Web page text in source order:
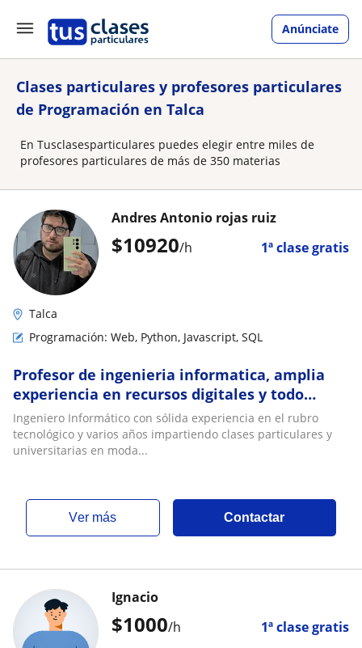
Anúnciate
Clases particulares y profesores particulares
de Programación en Talca
En Tusclasesparticulares puedes elegir entre miles de
profesores particulares de más de 350 materias
$10920/h 1ª clase gratis
Andres Antonio rojas ruiz
Talca
Programación: Web, Python, Javascript, SQL
Profesor de ingenieria informatica, amplia
experiencia en recursos digitales y todo
conpetente al area
Ingeniero Informático con sólida experiencia en el rubro
tecnológico y varios años impartiendo clases particulares y
universitarias en moda...
ver más Contactar
$1000/h 1ª clase gratis
Ignacio